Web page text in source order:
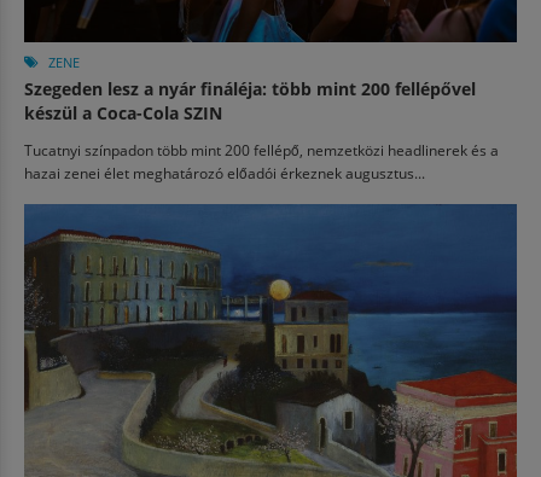
ZENE
Szegeden lesz a nyár fináléja: több mint 200 fellépővel
készül a Coca-Cola SZIN
Tucatnyi színpadon több mint 200 fellépő, nemzetközi headlinerek és a
hazai zenei élet meghatározó előadói érkeznek augusztus...